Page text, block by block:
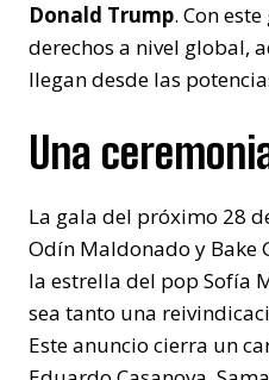
Donald Trump. Con
derechos a nivel global,
llegan desde las
​Una
​La gala del próximo 28
Odín Maldonado y Bake
la estrella del pop Sofía
sea tanto una
​Este anuncio cierra un